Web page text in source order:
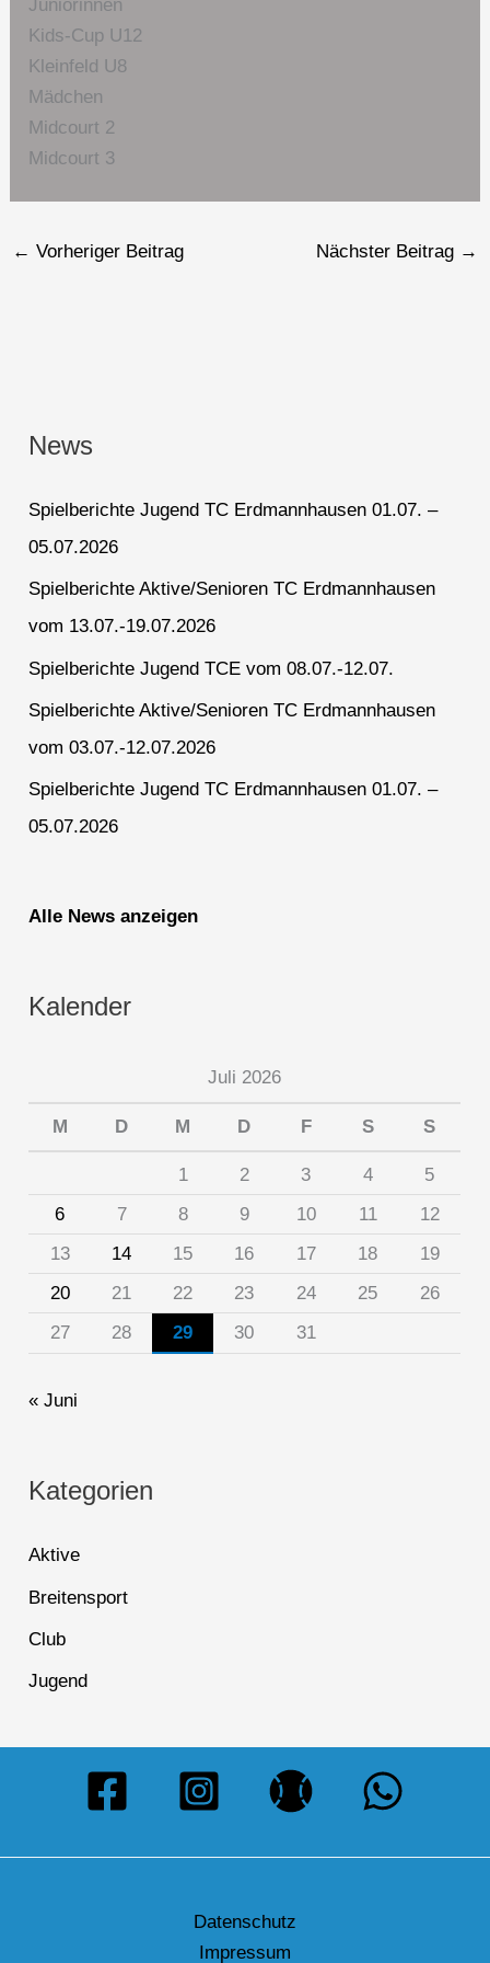
Juniorinnen
Kids-Cup U12
Kleinfeld U8
Mädchen
Midcourt 2
Midcourt 3
← Vorheriger Beitrag Nächster Beitrag →
News
Spielberichte Jugend TC Erdmannhausen 01.07. –
05.07.2026
Spielberichte Aktive/Senioren TC Erdmannhausen
vom 13.07.-19.07.2026
Spielberichte Jugend TCE vom 08.07.-12.07.
Spielberichte Aktive/Senioren TC Erdmannhausen
vom 03.07.-12.07.2026
Spielberichte Jugend TC Erdmannhausen 01.07. –
05.07.2026
Alle News anzeigen
Kalender
Juli 2026
M D M D F S S
1 2 3 4
5
6
7 8 9 10 11
12
13
14 15 16 17 18
19
20
21 22 23 24 25
26
27
28 29 30 31
« Juni
Kategorien
Aktive
Breitensport
Club
Jugend
Datenschutz
Impressum